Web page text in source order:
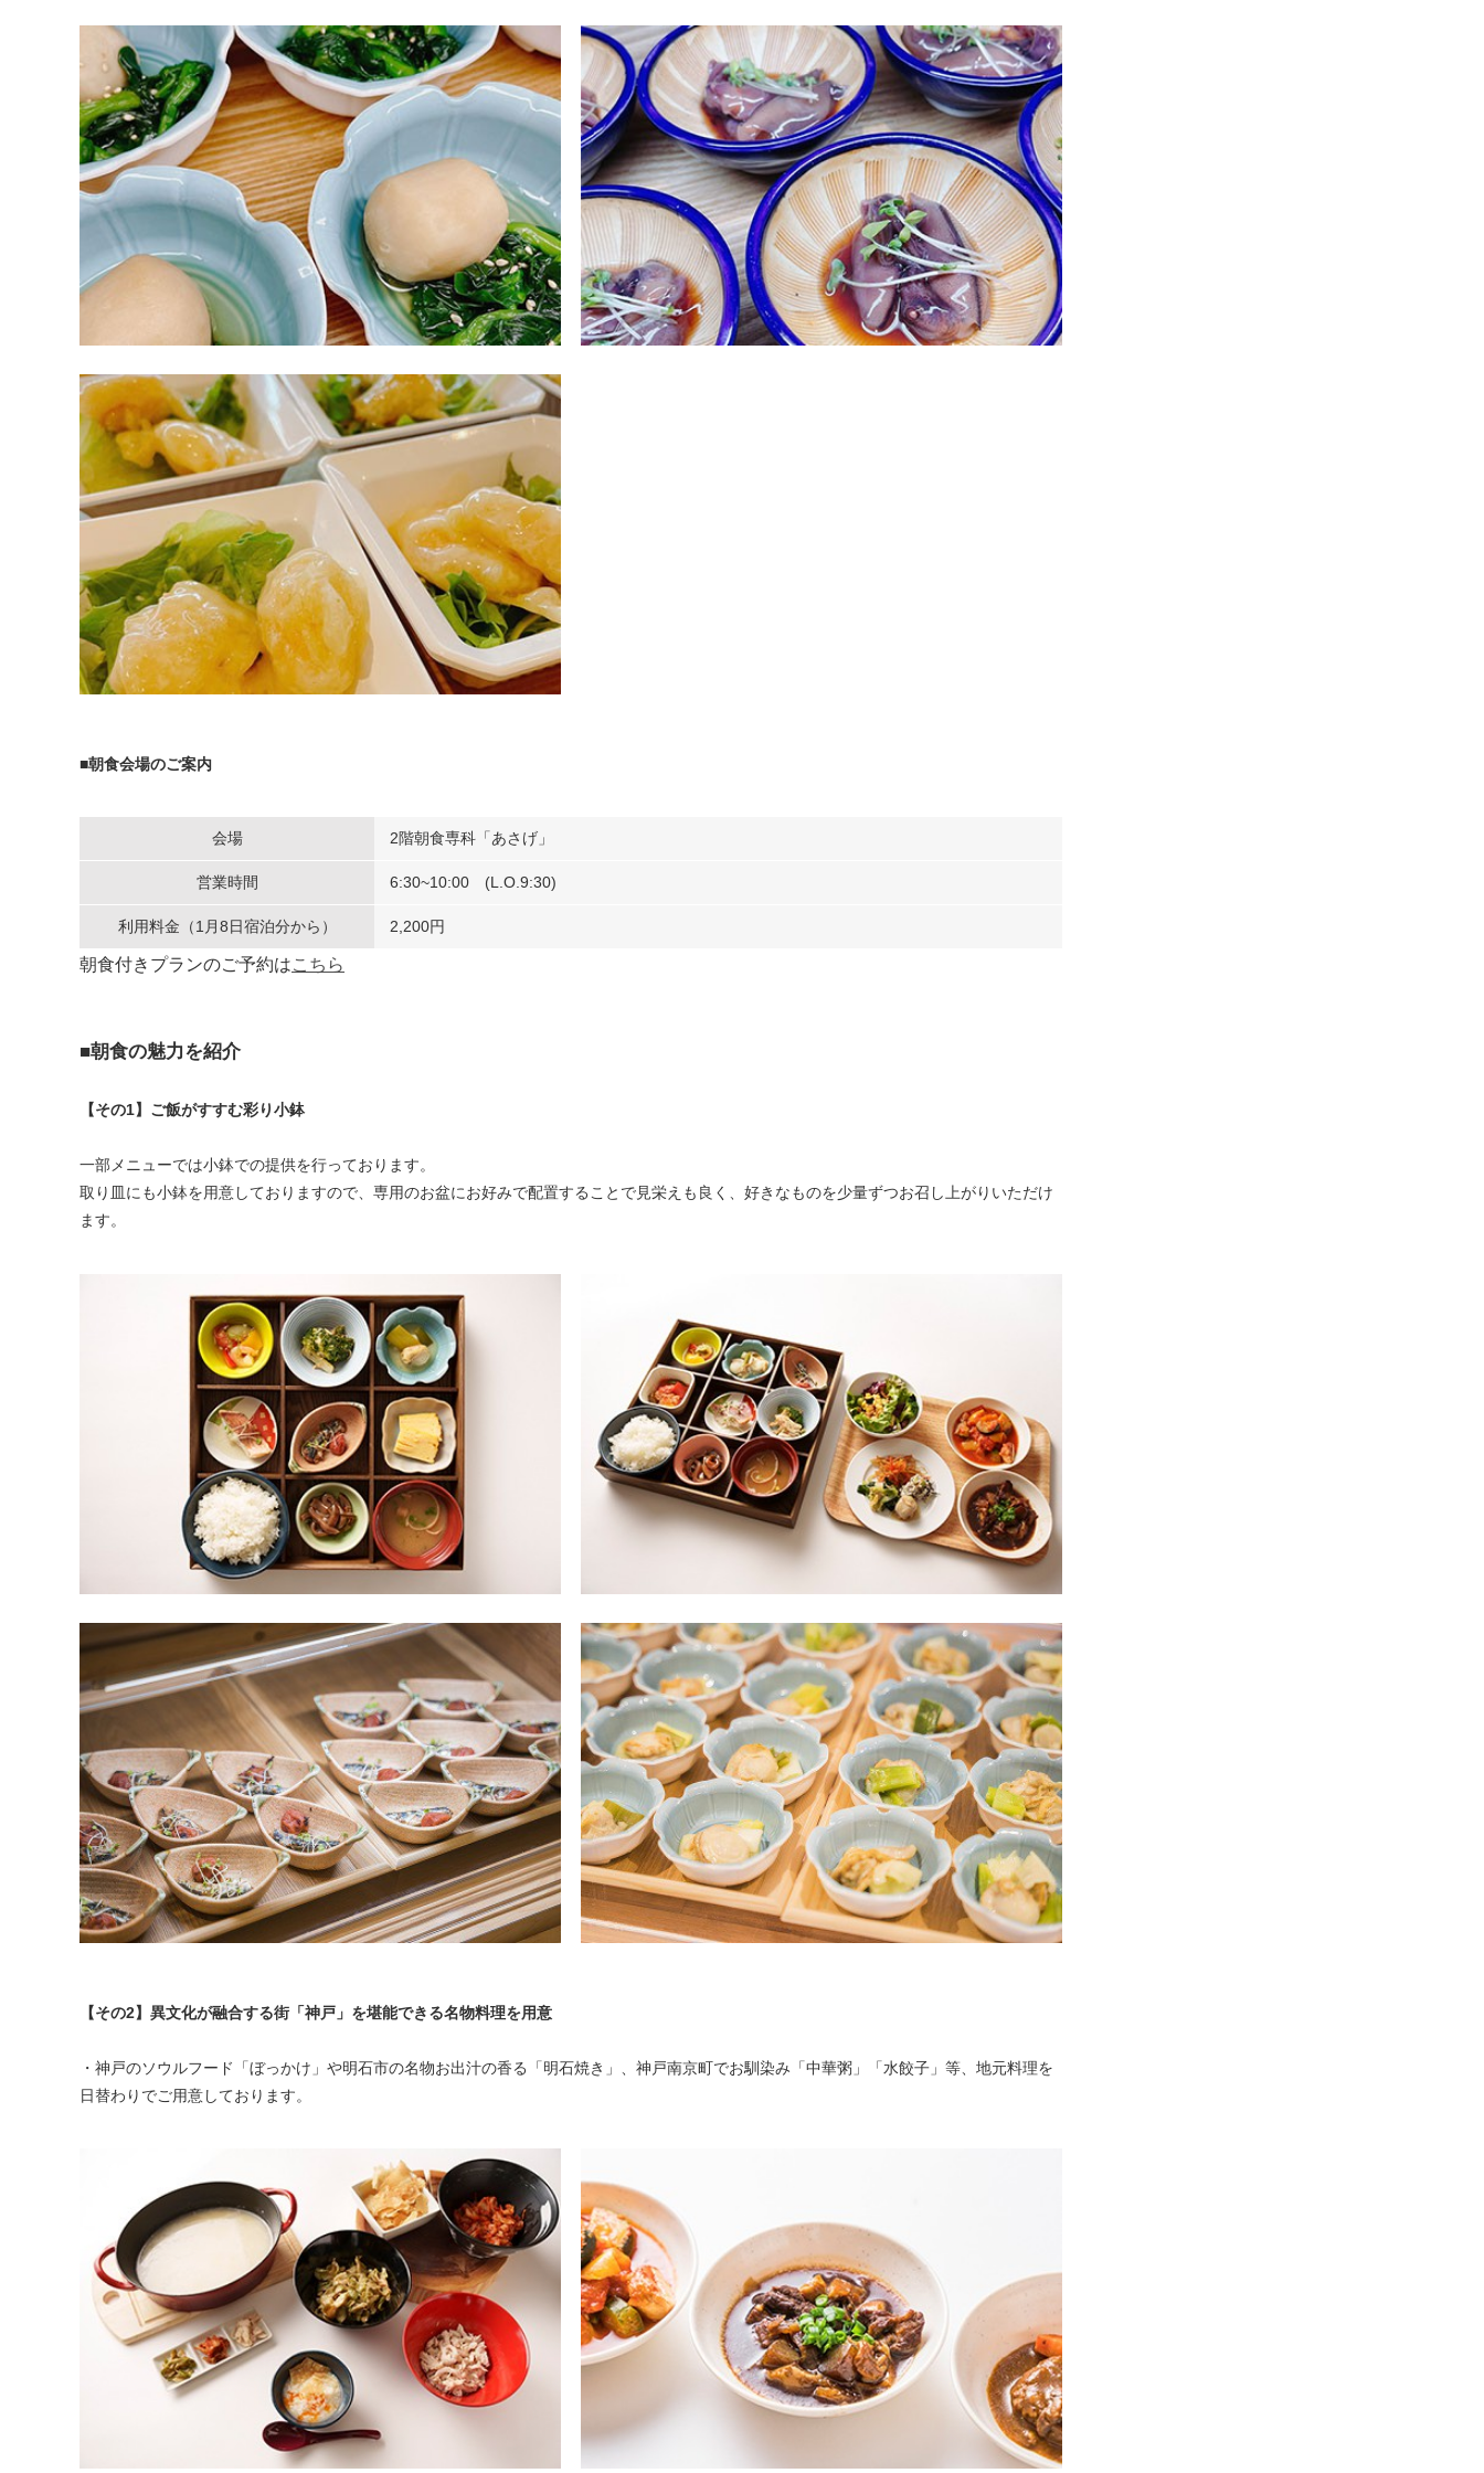
■朝食会場のご案内
会場 2階朝食専科「あさげ」
営業時間 6:30~10:00 (L.O.9:30)
利用料金（1月8日宿泊分から） 2,200円
朝食付きプランのご予約はこちら
■朝食の魅力を紹介
【その1】ご飯がすすむ彩り小鉢
一部メニューでは小鉢での提供を行っております。
取り皿にも小鉢を用意しておりますので、専用のお盆にお好みで配置することで見栄えも良く、好きなものを少量ずつお召し上がりいただけ
ます。
【その2】異文化が融合する街「神戸」を堪能できる名物料理を用意
・神戸のソウルフード「ぼっかけ」や明石市の名物お出汁の香る「明石焼き」、神戸南京町でお馴染み「中華粥」「水餃子」等、地元料理を
日替わりでご用意しております。